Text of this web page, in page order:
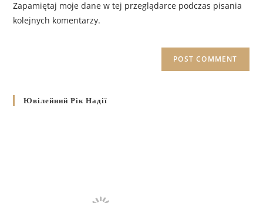
Zapamiętaj moje dane w tej przeglądarce podczas pisania
kolejnych komentarzy.
Ювілейний Рік Надії